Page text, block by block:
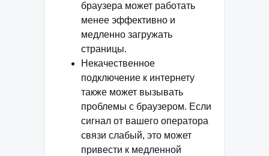
браузера может работать
менее эффективно и
медленно загружать
страницы.
Некачественное
подключение к интернету
также может вызывать
проблемы с браузером. Если
сигнал от вашего оператора
связи слабый, это может
привести к медленной